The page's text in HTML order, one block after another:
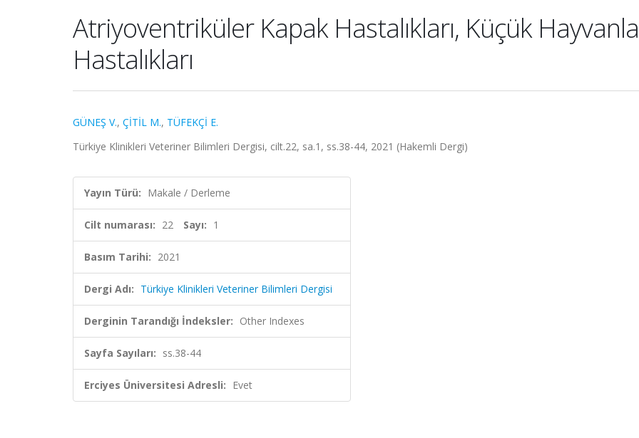
Atriyoventriküler Kapak Hastalıkları, Küçük
Hastalıkları
GÜNEŞ V., ÇİTİL M., TÜFEKÇİ E.
Türkiye Klinikleri Veteriner Bilimleri Dergisi, cilt.22, sa.1, ss.38-44, 2021 (Hakemli Dergi)
Yayın Türü: Makale / Derleme
Cilt numarası: 22 Sayı: 1
Basım Tarihi: 2021
Dergi Adı: Türkiye Klinikleri Veteriner Bilimleri Dergisi
Derginin Tarandığı İndeksler: Other Indexes
Sayfa Sayıları: ss.38-44
Erciyes Üniversitesi Adresli: Evet